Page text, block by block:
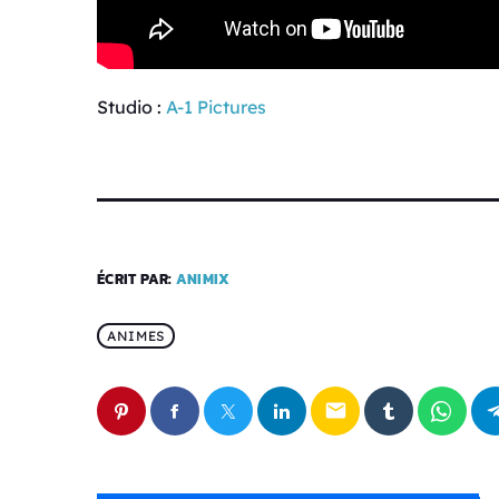
Studio : A-1 Pictures
ÉCRIT PAR: ANIMIX
ANIMES
email